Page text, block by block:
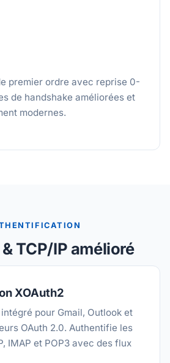
premier ordre avec reprise 0-
de handshake améliorées et
modernes.
TCP/IP amélioré
XOAuth2
pour Gmail, Outlook et
OAuth 2.0. Authentifie les
IMAP et POP3 avec des flux